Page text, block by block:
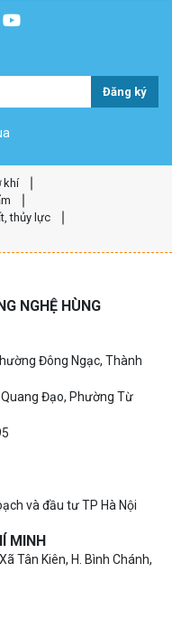
Đăng ký
khí
thủy lực
NGHỆ HÙNG
Đông Ngạc, Thành
Quang Đạo, Phường Từ
và đầu tư TP Hà Nội
MINH
Tân Kiên, H. Bình Chánh,